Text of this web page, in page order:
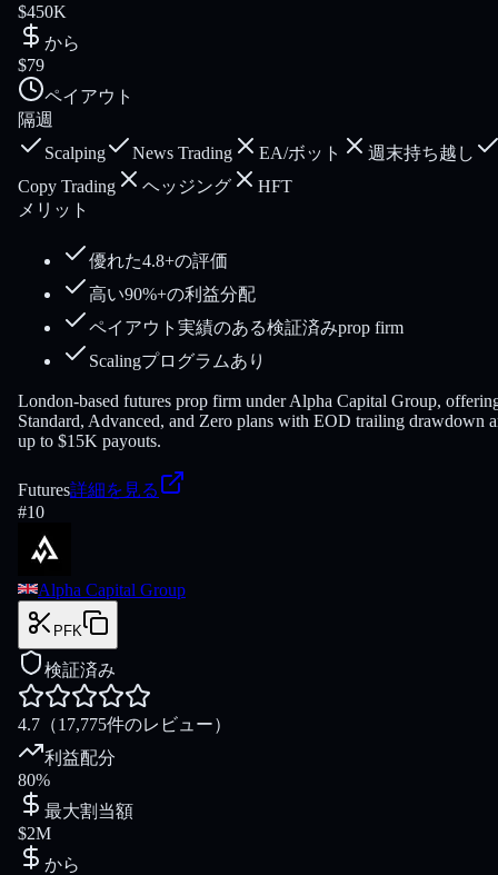
$450K
から
$79
ペイアウト
隔週
Scalping
News Trading EA/ボット
週末持ち越し
Copy Trading
ヘッジング
HFT
メリット
優れた4.8+の評価
高い90%+の利益分配
ペイアウト実績のある検証済みprop firm
Scalingプログラムあり
London-based futures prop firm under Alpha Capital Group,
Standard, Advanced, and Zero plans with EOD trailing drawdown
up to $15K payouts.
Futures詳細を見る
#10
Alpha Capital Group
PFK
検証済み
4.7 （17,775件のレビュー）
利益配分
80%
最大割当額
$2M
から